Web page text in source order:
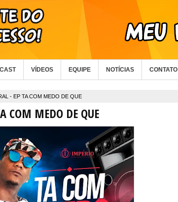
VÍDEOS EQUIPE NOTÍCIAS CONTATO
- EP TA COM MEDO DE QUE
COM MEDO DE QUE